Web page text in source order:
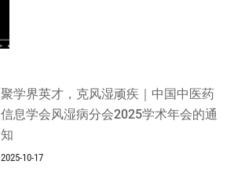
聚学界英才，克风湿顽疾｜中国中医药
信息学会风湿病分会2025学术年会的通
知
2025-10-17